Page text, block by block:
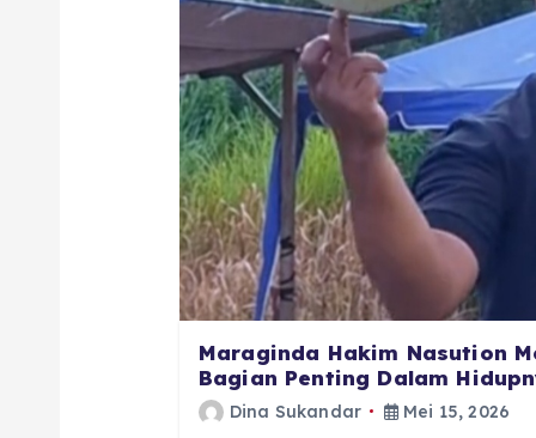
Maraginda Hakim Nasution
Bagian Penting Dalam
Dina Sukandar Mei 15, 2026